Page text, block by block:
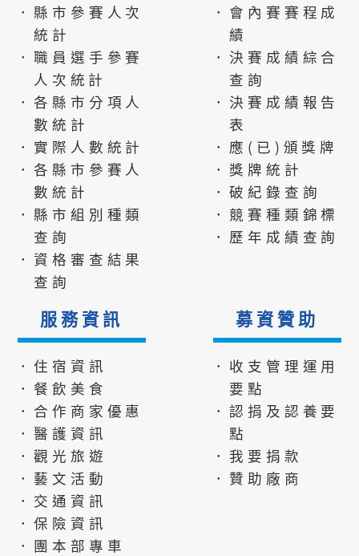
．縣市參賽人次
統計
．職員選手參賽
人次統計
．各縣市分項人
數統計
．實際人數統計
．各縣市參賽人
數統計
．縣市組別種類
查詢
．資格審查結果
查詢
．會內賽賽程成
績
．決賽成績綜合
查詢
．決賽成績報告
表
．應(已)頒獎牌
．獎牌統計
．破紀錄查詢
．競賽種類錦標
．歷年成績查詢
服務資訊
．住宿資訊
．餐飲美食
．合作商家優惠
．醫護資訊
．觀光旅遊
．藝文活動
．交通資訊
．保險資訊
．團本部專車
募資贊助
．收支管理運用
要點
．認捐及認養要
點
．我要捐款
．贊助廠商